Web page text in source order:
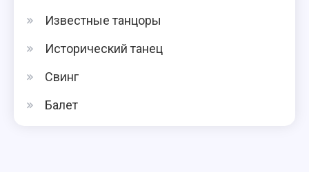
Известные танцоры
Исторический танец
Свинг
Балет